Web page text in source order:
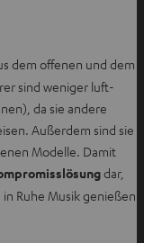
dem offenen und dem
sind weniger luft-
da sie andere
Außerdem sind sie
Modelle. Damit
dar,
Ruhe Musik genießen